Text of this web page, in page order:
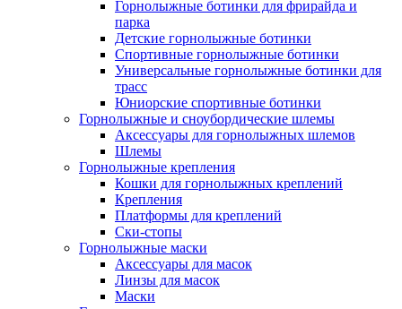
Горнолыжные ботинки для фрирайда и
парка
Детские горнолыжные ботинки
Спортивные горнолыжные ботинки
Универсальные горнолыжные ботинки для
трасс
Юниорские спортивные ботинки
Горнолыжные и сноубордические шлемы
Аксессуары для горнолыжных шлемов
Шлемы
Горнолыжные крепления
Кошки для горнолыжных креплений
Крепления
Платформы для креплений
Ски-стопы
Горнолыжные маски
Аксессуары для масок
Линзы для масок
Маски